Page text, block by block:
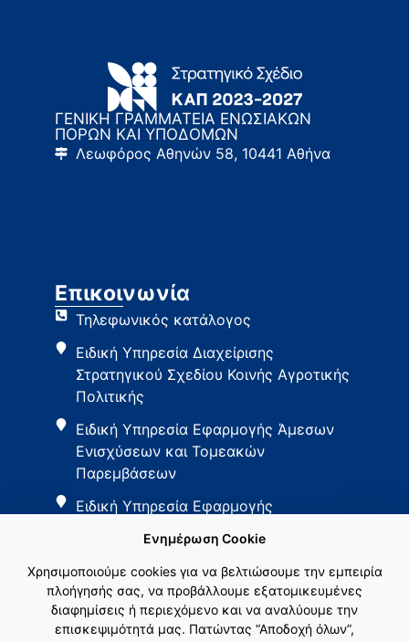
ΓΕΝΙΚΗ ΓΡΑΜΜΑΤΕΙΑ ΕΝΩΣΙΑΚΩΝ
ΠΟΡΩΝ ΚΑΙ ΥΠΟΔΟΜΩΝ
Λεωφόρος Αθηνών 58, 10441 Αθήνα
Επικοινωνία
Τηλεφωνικός κατάλογος
Ειδική Υπηρεσία Διαχείρισης
Στρατηγικού Σχεδίου Κοινής Αγροτικής
Πολιτικής
Ειδική Υπηρεσία Εφαρμογής Άμεσων
Ενισχύσεων και Τομεακών
Παρεμβάσεων
Ειδική Υπηρεσία Εφαρμογής
Ενημέρωση Cookie
Χρησιμοποιούμε cookies για να βελτιώσουμε την εμπειρία
πλοήγησής σας, να προβάλλουμε εξατομικευμένες
διαφημίσεις ή περιεχόμενο και να αναλύουμε την
επισκεψιμότητά μας. Πατώντας “Αποδοχή όλων”,